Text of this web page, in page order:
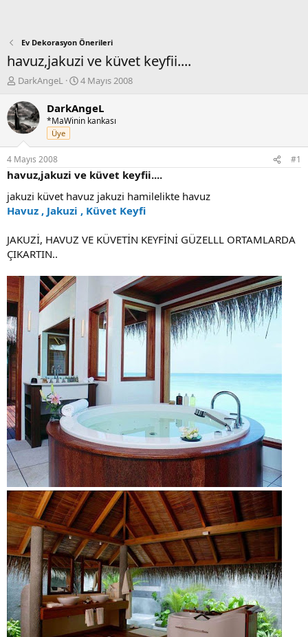
Ev Dekorasyon Önerileri
havuz,jakuzi ve küvet keyfii....
K
n
b
u
y
u
b
a
l
a
a
n
DarkAngeL
B
ş
l
ı
ç
a
r
h
4 Mayıs 2008
DarkAngeL
*MaWinin kankası
Üye
4 Mayıs 2008 #1
havuz,jakuzi ve küvet keyfii....
jakuzi küvet havuz jakuzi hamilelikte havuz
Havuz , Jakuzi , Küvet Keyfi
JAKUZİ, HAVUZ VE KÜVETİN KEYFİNİ GÜZELLL ORTAMLARDA
ÇIKARTIN..